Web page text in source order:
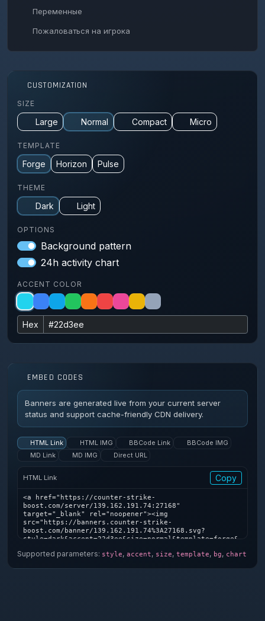
Переменные
Пожаловаться на игрока
CUSTOMIZATION
SIZE
Large Normal Compact Micro
TEMPLATE
Forge Horizon Pulse
THEME
Dark Light
OPTIONS
Background pattern
24h activity chart
ACCENT COLOR
Hex
EMBED CODES
Banners are generated live from your current server
status and support cache-friendly CDN delivery.
HTML Link HTML IMG BBCode Link
BBCode IMG
MD Link
MD IMG Direct URL
HTML Link Copy
<a href="https://counter-strike-
boost.com/server/139.162.191.74:27168"
target="_blank" rel="noopener"><img
src="https://banners.counter-strike-
boost.com/banner/139.162.191.74%3A27168.svg?
style=dark&accent=22d3ee&size=normal&template=forge&
</a>
Supported parameters: style, accent, size, template, bg, chart